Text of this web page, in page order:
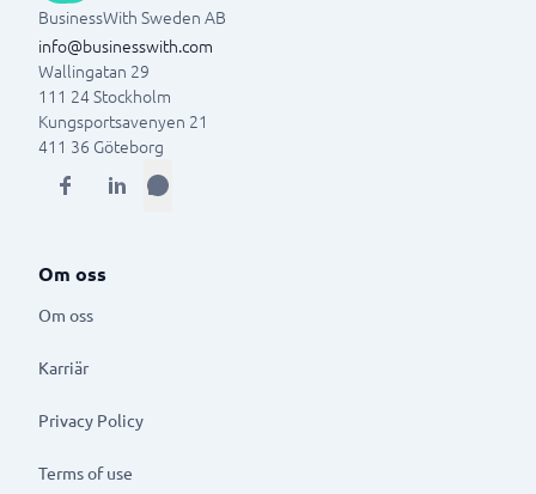
BusinessWith Sweden AB
info@businesswith.com
Wallingatan 29
111 24Stockholm
Kungsportsavenyen 21
411 36 Göteborg
Om oss
Om oss
Karriär
Privacy Policy
Terms of use